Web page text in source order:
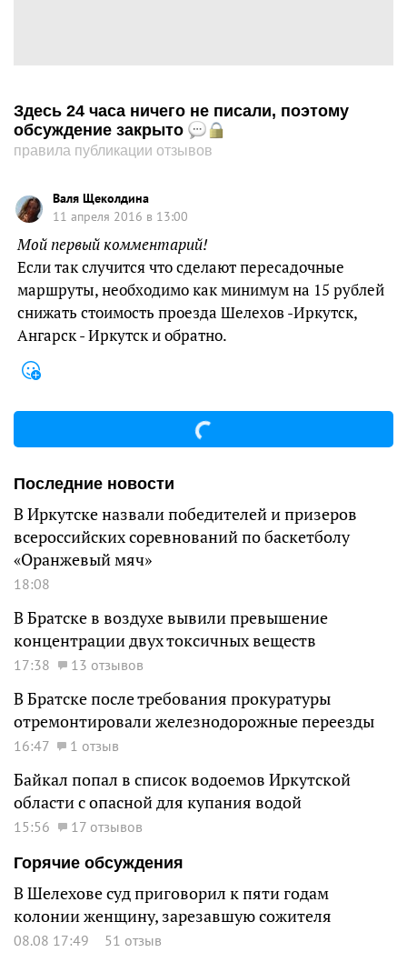
Здесь 24 часа ничего не писали, поэтому
обсуждение закрыто
правила публикации отзывов
Валя Щеколдина
11 апреля 2016 в 13:00
Мой первый комментарий!
Если так случится что сделают пересадочные
маршруты, необходимо как минимум на 15 рублей
снижать стоимость проезда Шелехов -Иркутск,
Ангарск - Иркутск и обратно.
Последние новости
В Иркутске назвали победителей и призеров
всероссийских соревнований по баскетболу
«Оранжевый мяч»
18:08
В Братске в воздухе вывили превышение
концентрации двух токсичных веществ
17:38 13 отзывов
В Братске после требования прокуратуры
отремонтировали железнодорожные переезды
16:47 1 отзыв
Байкал попал в список водоемов Иркутской
области с опасной для купания водой
15:56
17 отзывов
Горячие обсуждения
В Шелехове суд приговорил к пяти годам
колонии женщину, зарезавшую сожителя
08.08 17:49 51 отзыв